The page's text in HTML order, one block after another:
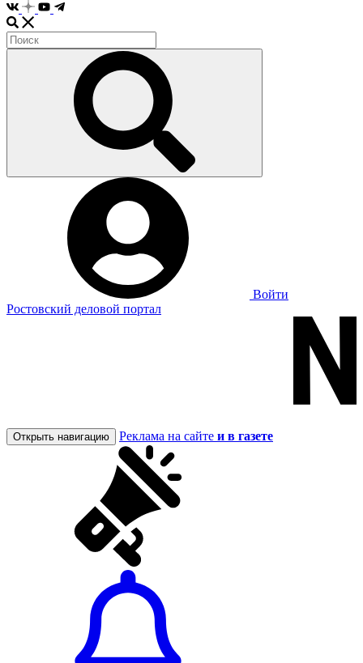
Войти
Ростовский деловой портал
Открыть навигацию Реклама на сайте и в газете